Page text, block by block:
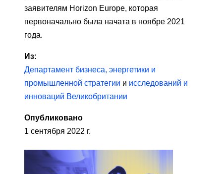
заявителям Horizon Europe, которая
первоначально была начата в ноябре 2021
года.
Из:
Департамент бизнеса, энергетики и
промышленной стратегии и исследований и
инноваций Великобритании
Опубликовано
1 сентября 2022 г.